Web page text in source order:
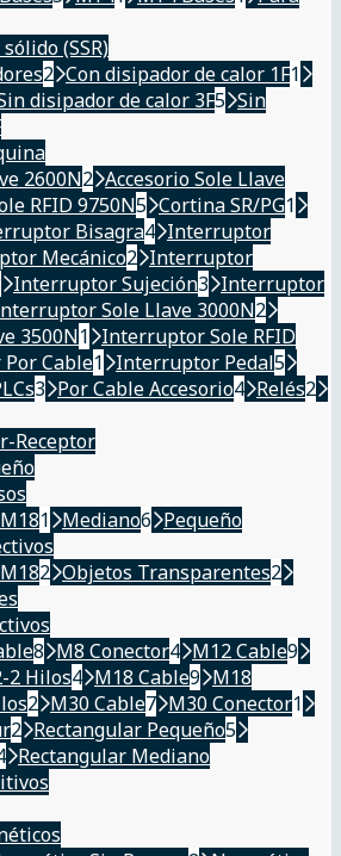
(SSR)
2 Con disipador de calor 1F1
disipador de calor 3F5 Sin
2600N2 Accesorio Sole Llave
RFID 9750N5 Cortina SR/PG1
Bisagra4 Interruptor
Mecánico2 Interruptor
Interruptor Sujeción3 Interruptor
Sole Llave 3000N2
3500N1 Interruptor Sole RFID
Cable1 Interruptor Pedal5
3 Por Cable Accesorio4 Relés2
Receptor
M181 Mediano6 Pequeño
M182 Objetos Transparentes2
8 M8 Conector4 M12 Cable9
2 Hilos4 M18 Cable9 M18
2 M30 Cable7 M30 Conector1
2 Rectangular Pequeño5
Rectangular Mediano